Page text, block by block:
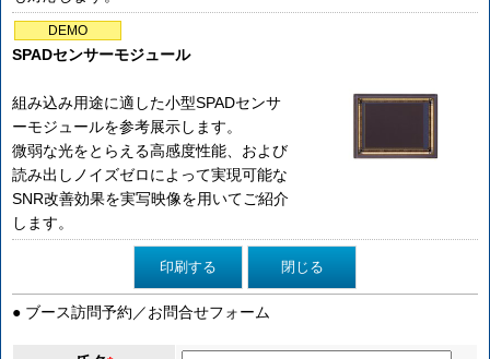
DEMO
SPADセンサーモジュール
組み込み用途に適した小型SPADセンサ
ーモジュールを参考展示します。
微弱な光をとらえる高感度性能、および
読み出しノイズゼロによって実現可能な
SNR改善効果を実写映像を用いてご紹介
します。
● ブース訪問予約／お問合せフォーム